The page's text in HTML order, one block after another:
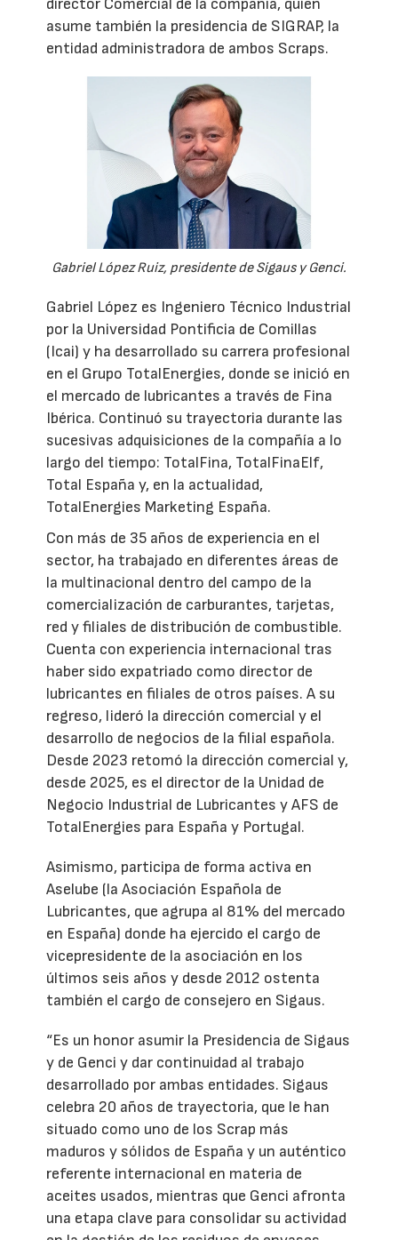
director Comercial de la compañía, quien
asume también la presidencia de SIGRAP, la
entidad administradora de ambos Scraps.
Gabriel López Ruiz, presidente de Sigaus y Genci.
Gabriel López es Ingeniero Técnico Industrial
por la Universidad Pontificia de Comillas
(Icai) y ha desarrollado su carrera profesional
en el Grupo TotalEnergies, donde se inició en
el mercado de lubricantes a través de Fina
Ibérica. Continuó su trayectoria durante las
sucesivas adquisiciones de la compañía a lo
largo del tiempo: TotalFina, TotalFinaElf,
Total España y, en la actualidad,
TotalEnergies Marketing España.
Con más de 35 años de experiencia en el
sector, ha trabajado en diferentes áreas de
la multinacional dentro del campo de la
comercialización de carburantes, tarjetas,
red y filiales de distribución de combustible.
Cuenta con experiencia internacional tras
haber sido expatriado como director de
lubricantes en filiales de otros países. A su
regreso, lideró la dirección comercial y el
desarrollo de negocios de la filial española.
Desde 2023 retomó la dirección comercial y,
desde 2025, es el director de la Unidad de
Negocio Industrial de Lubricantes y AFS de
TotalEnergies para España y Portugal.
Asimismo, participa de forma activa en
Aselube (la Asociación Española de
Lubricantes, que agrupa al 81% del mercado
en España) donde ha ejercido el cargo de
vicepresidente de la asociación en los
últimos seis años y desde 2012 ostenta
también el cargo de consejero en Sigaus.
“Es un honor asumir la Presidencia de Sigaus
y de Genci y dar continuidad al trabajo
desarrollado por ambas entidades. Sigaus
celebra 20 años de trayectoria, que le han
situado como uno de los Scrap más
maduros y sólidos de España y un auténtico
referente internacional en materia de
aceites usados, mientras que Genci afronta
una etapa clave para consolidar su actividad